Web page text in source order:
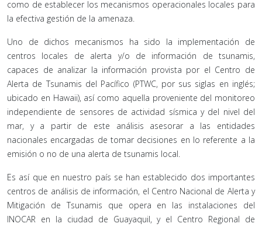
como de establecer los mecanismos operacionales locales para
la efectiva gestión de la amenaza.
Uno de dichos mecanismos ha sido la implementación de
centros locales de alerta y/o de información de tsunamis,
capaces de analizar la información provista por el Centro de
Alerta de Tsunamis del Pacífico (PTWC, por sus siglas en inglés;
ubicado en Hawaii), así como aquella proveniente del monitoreo
independiente de sensores de actividad sísmica y del nivel del
mar, y a partir de este análisis asesorar a las entidades
nacionales encargadas de tomar decisiones en lo referente a la
emisión o no de una alerta de tsunamis local.
Es así que en nuestro país se han establecido dos importantes
centros de análisis de información, el Centro Nacional de Alerta y
Mitigación de Tsunamis que opera en las instalaciones del
INOCAR en la ciudad de Guayaquil, y el Centro Regional de